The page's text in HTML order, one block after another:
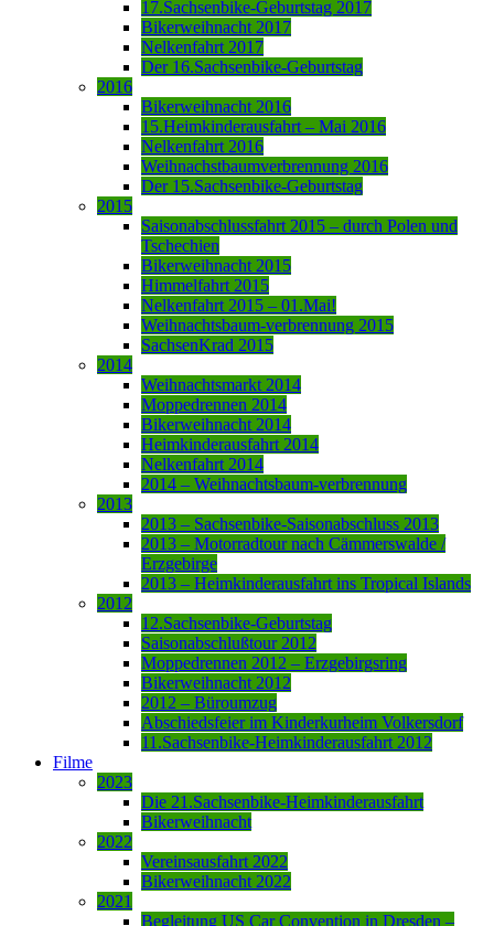
17.Sachsenbike-Geburtstag 2017
Bikerweihnacht 2017
Nelkenfahrt 2017
Der 16.Sachsenbike-Geburtstag
2016
Bikerweihnacht 2016
15.Heimkinderausfahrt – Mai 2016
Nelkenfahrt 2016
Weihnachstbaumverbrennung 2016
Der 15.Sachsenbike-Geburtstag
2015
Saisonabschlussfahrt 2015 – durch Polen und
Tschechien
Bikerweihnacht 2015
Himmelfahrt 2015
Nelkenfahrt 2015 – 01.Mai!
Weihnachtsbaum-verbrennung 2015
SachsenKrad 2015
2014
Weihnachtsmarkt 2014
Moppedrennen 2014
Bikerweihnacht 2014
Heimkinderausfahrt 2014
Nelkenfahrt 2014
2014 – Weihnachtsbaum-verbrennung
2013
2013 – Sachsenbike-Saisonabschluss 2013
2013 – Motorradtour nach Cämmerswalde /
Erzgebirge
2013 – Heimkinderausfahrt ins Tropical Islands
2012
12.Sachsenbike-Geburtstag
Saisonabschlußtour 2012
Moppedrennen 2012 – Erzgebirgsring
Bikerweihnacht 2012
2012 – Büroumzug
Abschiedsfeier im Kinderkurheim Volkersdorf
11.Sachsenbike-Heimkinderausfahrt 2012
Filme
2023
Die 21.Sachsenbike-Heimkinderausfahrt
Bikerweihnacht
2022
Vereinsausfahrt 2022
Bikerweihnacht 2022
2021
Begleitung US Car Convention in Dresden –